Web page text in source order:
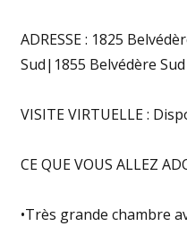
ADRESSE : 1825
Sud|1855 Belvédère
VISITE VIRTUELLE :
CE QUE VOUS ALLEZ
•Très grande chambre